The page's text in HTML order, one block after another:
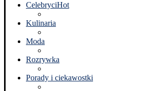
CelebryciHot
Kulinaria
Moda
Rozrywka
Porady i ciekawostki